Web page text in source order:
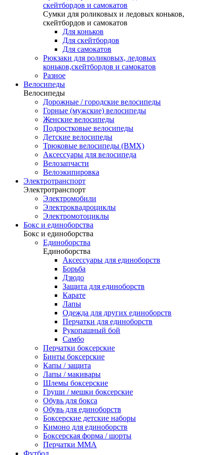
скейтбордов и самокатов
Сумки для роликовых и ледовых коньков,
скейтбордов и самокатов
Для коньков
Для скейтбордов
Для самокатов
Рюкзаки для роликовых, ледовых
коньков,скейтбордов и самокатов
Разное
Велосипеды
Велосипеды
Дорожные / городские велосипеды
Горные (мужские) велосипеды
Женские велосипеды
Подростковые велосипеды
Детские велосипеды
Трюковые велосипеды (BMX)
Аксессуары для велосипеда
Велозапчасти
Велоэкипировка
Электротранспорт
Электротранспорт
Электромобили
Электроквадроциклы
Электромотоциклы
Бокс и единоборства
Бокс и единоборства
Единоборства
Единоборства
Аксессуары для единоборств
Борьба
Дзюдо
Защита для единоборств
Карате
Лапы
Одежда для других единоборств
Перчатки для единоборств
Рукопашный бой
Самбо
Перчатки боксерские
Бинты боксерские
Капы / защита
Лапы / макивары
Шлемы боксерские
Груши / мешки боксерские
Обувь для бокса
Обувь для единоборств
Боксерские детские наборы
Кимоно для единоборств
Боксерская форма / шорты
Перчатки ММА
Футбол